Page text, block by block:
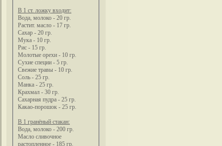
В 1 ст. ложку входит:
Вода, молоко - 20 гр.
Растит. масло - 17 гр.
Сахар - 20 гр.
Мука - 10 гр.
Рис - 15 гр.
Молотые орехи - 10 гр.
Сухие специи - 5 гр.
Свежие травы - 10 гр.
Соль - 25 гр.
Манка - 25 гр.
Крахмал - 30 гр.
Сахарная пудра - 25 гр.
Какао-порошок - 25 гр.
В 1 гранёный стакан:
Вода, молоко - 200 гр.
Масло сливочное
растопленное - 185 гр.